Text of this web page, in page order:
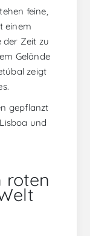
feine,
einem
der Zeit zu
Gelände
zeigt
gepflanzt
und
roten